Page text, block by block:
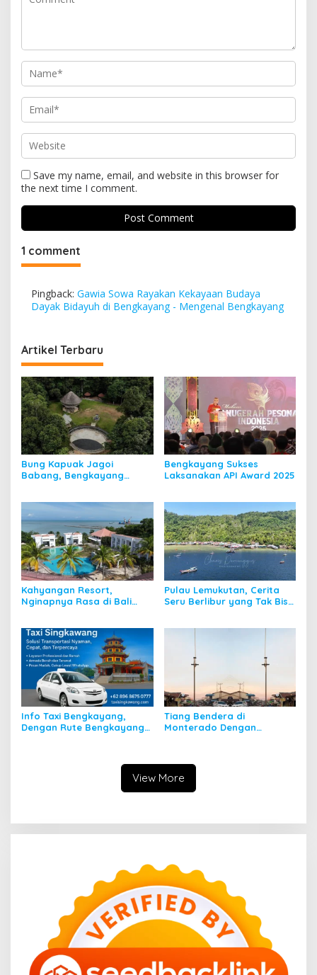
Save my name, email, and website in this browser for
the next time I comment.
1 comment
Pingback: Gawia Sowa Rayakan Kekayaan Budaya
Dayak Bidayuh di Bengkayang - Mengenal Bengkayang
Artikel Terbaru
Bung Kapuak Jagoi
Babang, Bengkayang
Bengkayang Sukses
Laksanakan API Award 2025
Kahyangan Resort,
Nginapnya Rasa di Bali
Pulau Lemukutan, Cerita
Seru Berlibur yang Tak Bisa
Info Taxi Bengkayang,
Dengan Rute Bengkayang
Tiang Bendera di
Monterado Dengan
View More